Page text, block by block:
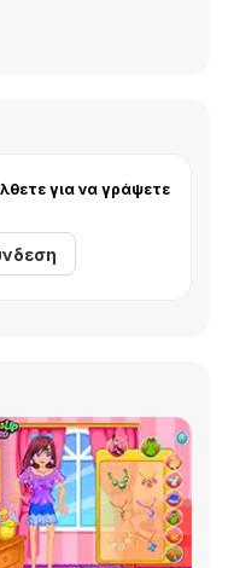
για να γράψετε